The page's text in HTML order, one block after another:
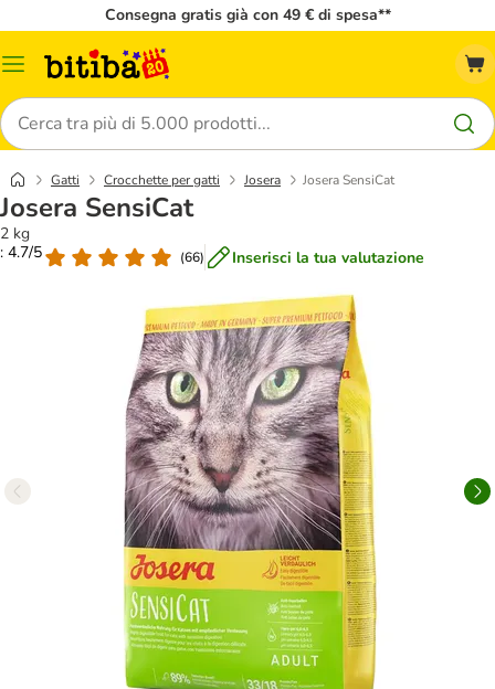
Consegna gratis già con 49 € di spesa**
Overview
Cerca
Gatti Crocchette per gatti Josera Josera SensiCat
Josera SensiCat
2 kg
: 4.7/5
(66) Inserisci la tua valutazione